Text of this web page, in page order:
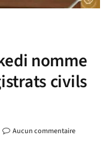
nomme
civils
Aucun commentaire